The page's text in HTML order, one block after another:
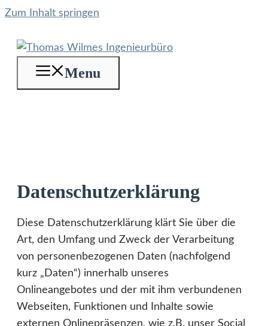
Zum Inhalt springen
Menu
Datenschutzerklärung
Diese Datenschutzerklärung klärt Sie über die
Art, den Umfang und Zweck der Verarbeitung
von personenbezogenen Daten (nachfolgend
kurz „Daten“) innerhalb unseres
Onlineangebotes und der mit ihm verbundenen
Webseiten, Funktionen und Inhalte sowie
externen Onlinepräsenzen, wie z.B. unser Social